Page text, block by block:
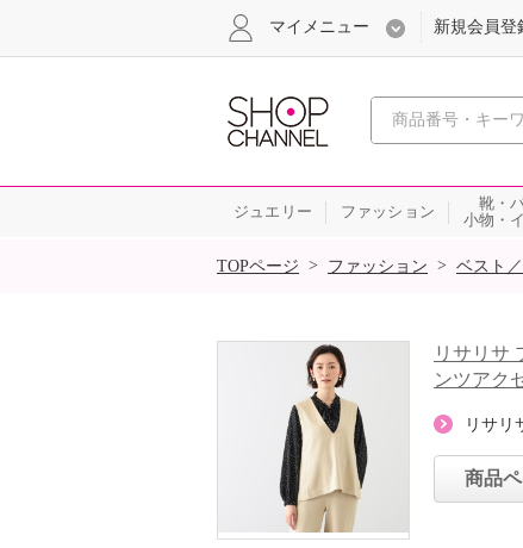
心おどる、
マイメニュー 新規会員登
ジュエリー ファッション
靴・
小物・
SALE
TOPページ > ファッション > ベスト
リサリサ
ンツアク
リサリ
商品